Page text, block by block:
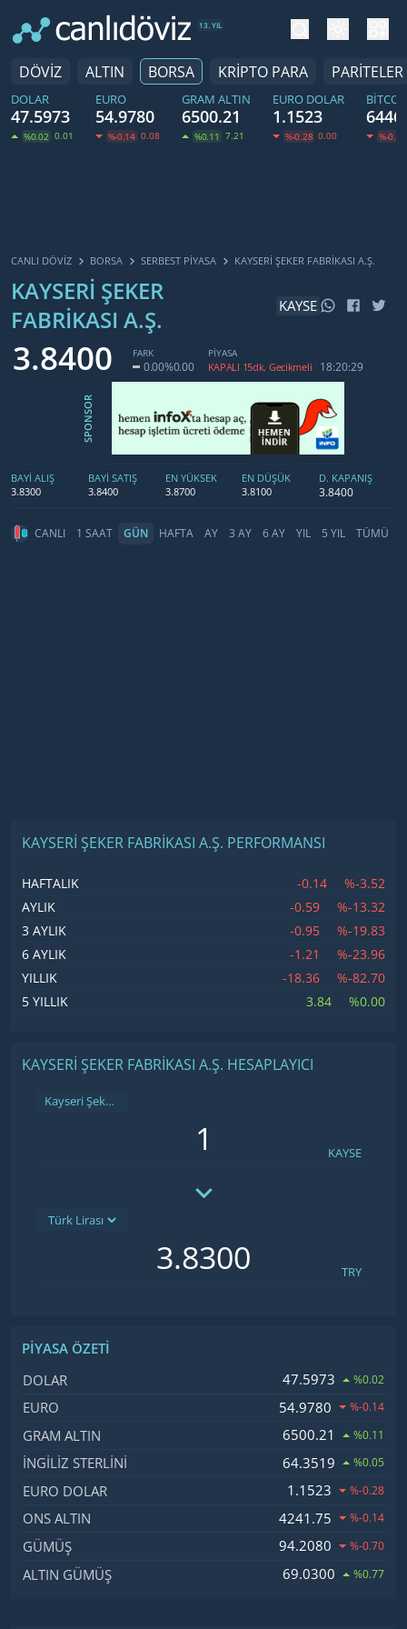
13. YIL
DÖVİZ ALTIN BORSA KRİPTO PARA PARİTELER
DOLAR
47.5973
%0.02 0.01
EURO
54.9780
%-0.14 0.08
GRAM ALTIN
6500.21
%0.11 7.21
EURO DOLAR
1.1523
%-0.28 0.00 %-0.60
CANLI DÖVİZ BORSA SERBEST PIYASA KAYSERI ŞEKER FABRIKASI A.Ş.
KAYSERI ŞEKER
FABRIKASI A.Ş.
KAYSE
3.8400 FARK
0.00%0.00
PİYASA
KAPALI 15dk. Gecikmeli 18:20:29
SPONSOR
BAYİ ALIŞ
3.8300
BAYİ SATIŞ
3.8400
EN YÜKSEK
3.8700
EN DÜŞÜK
3.8100
D. KAPANIŞ
3.8400
CANLI 1 SAAT GÜN HAFTA AY 3 AY 6 AY YIL 5 YIL TÜMÜ
KAYSERI ŞEKER FABRIKASI A.Ş. PERFORMANSI
HAFTALIK -0.14
%-3.52
AYLIK
-0.59
%-13.32
3 AYLIK
-0.95
%-19.83
6 AYLIK
-1.21
%-23.96
YILLIK
-18.36
%-82.70
5 YILLIK
3.84 %0.00
KAYSERI ŞEKER FABRIKASI A.Ş. HESAPLAYICI
Kayseri Şeker Fabrikası A.Ş.
KAYSE
TRY
PIYASA ÖZETI
İsim, Kod
DOLAR 47.5973 %0.02
EURO 54.9780 %-0.14
GRAM ALTIN 6500.21 %0.11
İNGILIZ STERLINI 64.3519 %0.05
EURO DOLAR 1.1523 %-0.28
ONS ALTIN 4241.75 %-0.14
GÜMÜŞ 94.2080 %-0.70
ALTIN GÜMÜŞ 69.0300 %0.77